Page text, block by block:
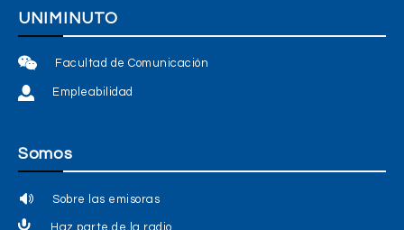
UNIMINUTO
Facultad de Comunicación
Empleabilidad
Somos
Sobre las emisoras
Haz parte de la radio